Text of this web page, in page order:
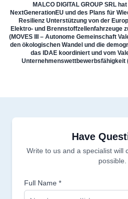
MALCO DIGITAL GROUP SRL
NextGenerationEU und des Plans für
Resilienz Unterstützung von der
Elektro- und Brennstoffzellenfahrzeuge
(MOVES III – Autonome Gemeinschaft
den ökologischen Wandel und die
das IDAE koordiniert und vom
Unternehmenswettbewerbsfähigkeit
Have
Write to us and a specialist will
possible.
Full Name *